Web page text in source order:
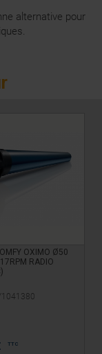
alternative pour
OXIMO Ø50
RADIO
TTC